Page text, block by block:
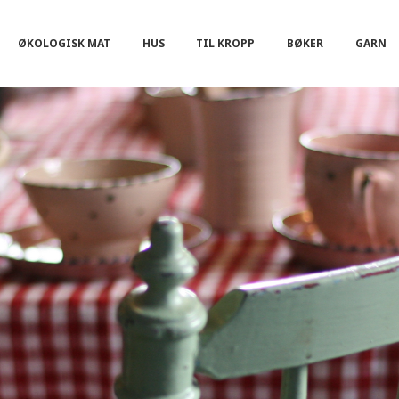
ØKOLOGISK MAT HUS TIL KROPP BØKER GARN